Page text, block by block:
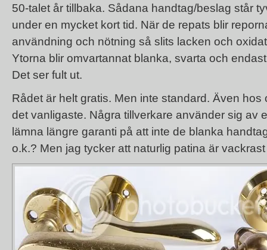
50-talet år tillbaka. Sådana handtag/beslag står
under en mycket kort tid. När de repats blir
användning och nötning så slits lacken och
Ytorna blir omvartannat blanka, svarta och
Det ser fult ut.
Rådet är helt gratis. Men inte standard. Även
det vanligaste. Några tillverkare använder sig av
lämna längre garanti på att inte de blanka
o.k.? Men jag tycker att naturlig patina är